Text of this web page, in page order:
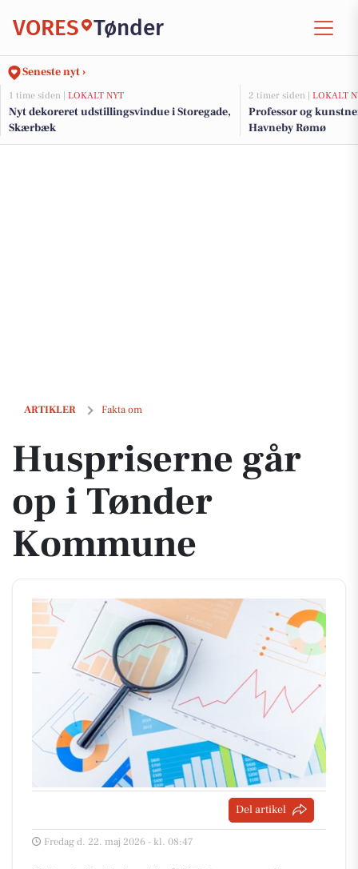
VORES Tønder
Seneste nyt ›
1 time siden | LOKALT NYT
Nyt dekoreret udstillingsvindue i Storegade,
Skærbæk
2 timer siden | LOKALT
Professor og
Havneby Rømø
ARTIKLER Fakta om
Huspriserne går op i Tønder Kommune
Huspriserne går
op i Tønder
Kommune
Del artikel
Fredag d. 22. maj 2026 - kl. 08:47